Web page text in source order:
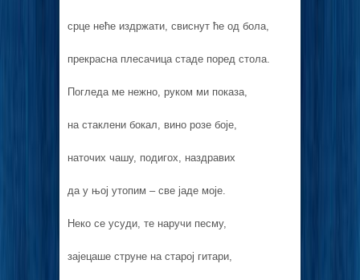
срце неће издржати, свиснут ће од бола,
прекрасна плесачица стаде поред стола.
Погледа ме нежно, руком ми показа,
на стаклени бокал, вино розе боје,
наточих чашу, подигох, наздравих
да у њој утопим – све јаде моје.
Неко се усуди, те наручи песму,
зајецаше струне на старој гитари,